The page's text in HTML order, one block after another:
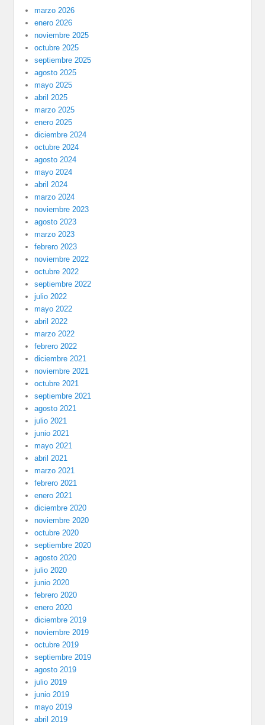
marzo 2026
enero 2026
noviembre 2025
octubre 2025
septiembre 2025
agosto 2025
mayo 2025
abril 2025
marzo 2025
enero 2025
diciembre 2024
octubre 2024
agosto 2024
mayo 2024
abril 2024
marzo 2024
noviembre 2023
agosto 2023
marzo 2023
febrero 2023
noviembre 2022
octubre 2022
septiembre 2022
julio 2022
mayo 2022
abril 2022
marzo 2022
febrero 2022
diciembre 2021
noviembre 2021
octubre 2021
septiembre 2021
agosto 2021
julio 2021
junio 2021
mayo 2021
abril 2021
marzo 2021
febrero 2021
enero 2021
diciembre 2020
noviembre 2020
octubre 2020
septiembre 2020
agosto 2020
julio 2020
junio 2020
febrero 2020
enero 2020
diciembre 2019
noviembre 2019
octubre 2019
septiembre 2019
agosto 2019
julio 2019
junio 2019
mayo 2019
abril 2019